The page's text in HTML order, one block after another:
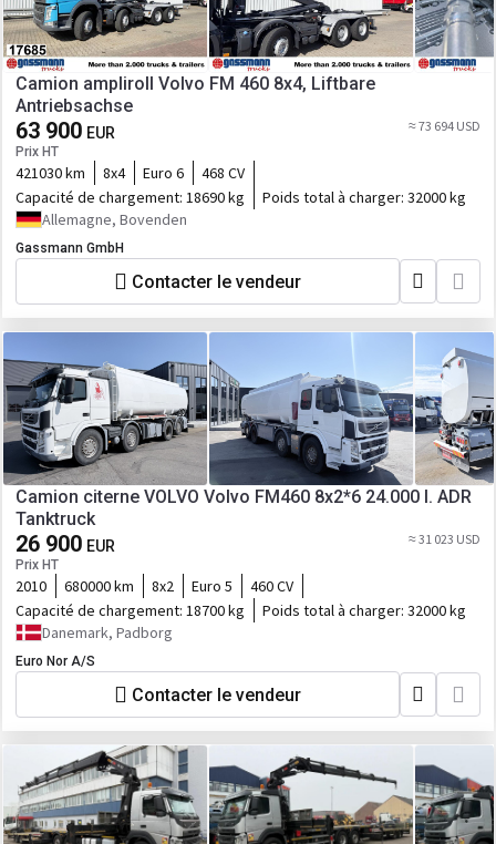
Camion ampliroll Volvo FM 460 8x4, Liftbare
Antriebsachse
63 900 EUR
Prix HT
≈ 73 694 USD
421030 km 8x4 Euro 6
468 CV
Capacité de chargement: 18690 kg Poids total à charger: 32000 kg
Allemagne, Bovenden
Gassmann GmbH
Contacter le vendeur
Camion citerne VOLVO Volvo FM460 8x2*6 24.000 l. ADR
Tanktruck
26 900 EUR
Prix HT
≈ 31 023 USD
2010 680000 km 8x2 Euro 5
460 CV
Capacité de chargement: 18700 kg Poids total à charger: 32000 kg
Danemark, Padborg
Euro Nor A/S
Contacter le vendeur